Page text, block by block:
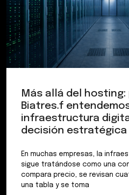
Más allá del hosting:
Biatres.f
infraestructura
decisión estratégica
En muchas empresas, la
sigue tratándose como una
compara precio, se revisan
una tabla y se toma